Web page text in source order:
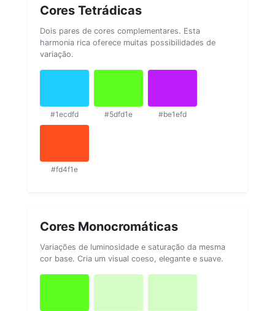
Cores Tetrádicas
Dois pares de cores complementares. Esta
harmonia rica oferece muitas possibilidades de
variação.
#1ecdfd #5dfd1e #be1efd
#fd4f1e
Cores Monocromáticas
Variações de luminosidade e saturação da mesma
cor base. Cria um visual coeso, elegante e suave.